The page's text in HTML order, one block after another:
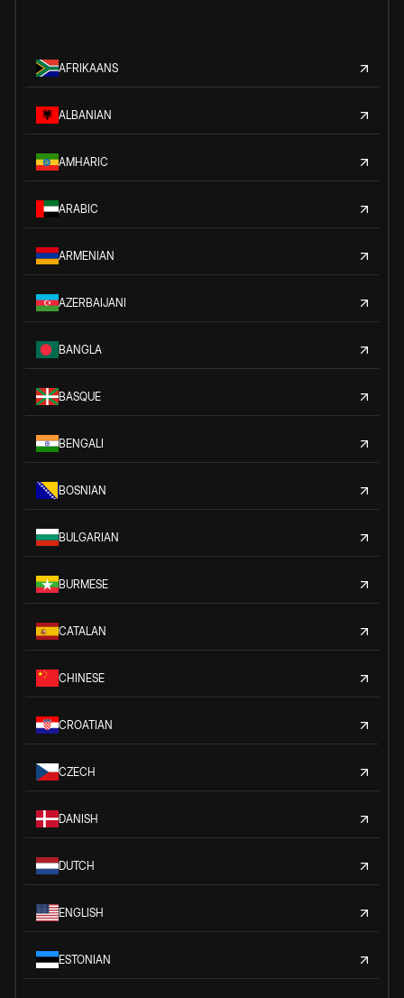
AFRIKAANS
ALBANIAN
AMHARIC
ARABIC
ARMENIAN
AZERBAIJANI
BANGLA
BASQUE
BENGALI
BOSNIAN
BULGARIAN
BURMESE
CATALAN
CHINESE
CROATIAN
CZECH
DANISH
DUTCH
ENGLISH
ESTONIAN